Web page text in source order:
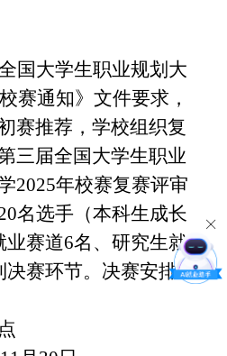
国大学生职业规划大
赛通知》文件要求，
赛推荐，学校组织复
三届全国大学生职业
2025年校赛复赛评审
名选手（本科生成长
业赛道6名、研究生就
决赛环节。决赛安排通